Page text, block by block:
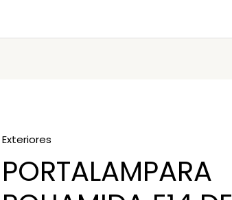
Exteriores
PORTALAMPARA